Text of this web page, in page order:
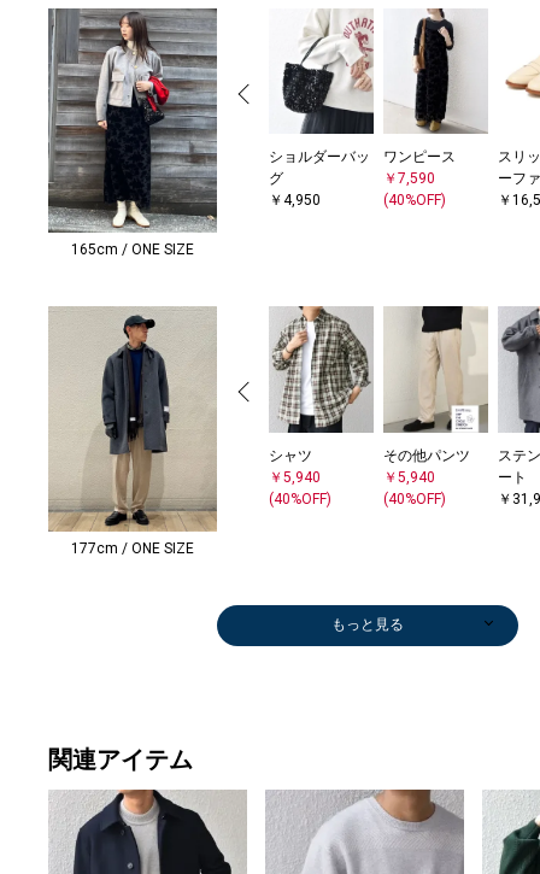
165cm / ONE SIZE
ショルダーバッ
グ
￥4,950
ワンピース
￥7,590
(40%OFF)
スリ
ーフ
￥
177cm / ONE SIZE
シャツ
￥5,940
(40%OFF)
その他パンツ
￥5,940
(40%OFF)
ステ
ート
￥
(30%OFF)
(40%OFF)
￥
￥16,500
￥5,500
￥
(30%OFF)
￥12,700
￥3,960
￥6,600
(40%OFF)
￥
(30%OFF)
￥
もっと見る
関連アイテム